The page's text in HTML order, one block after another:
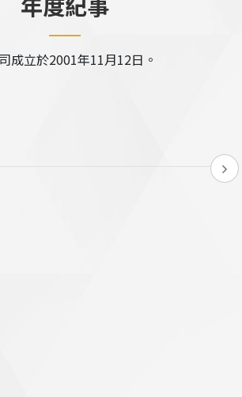
成立於2001年11月12日。